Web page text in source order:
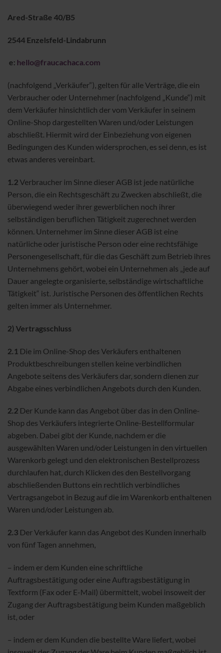
Ared-Straße 40/B5
2544 Enzelsfeld-Lindabrunn
e: hello@fraucachaca.com
(nachfolgend „Verkäufer“), gelten für alle Verträge, die ein
Verbraucher oder Unternehmer (nachfolgend „Kunde“) mit
dem Verkäufer hinsichtlich der vom Verkäufer in seinem
Online-Shop dargestellten Waren und/oder Leistungen
abschließt. Hiermit wird der Einbeziehung von eigenen
Bedingungen des Kunden widersprochen, es sei denn, es ist
etwas anderes vereinbart.
1.2 Verbraucher im Sinne dieser AGB ist jede natürliche
Person, die ein Rechtsgeschäft zu Zwecken abschließt, die
überwiegend weder ihrer gewerblichen noch ihrer
selbständigen beruflichen Tätigkeit zugerechnet werden
können. Unternehmer im Sinne dieser AGB ist eine
natürliche oder juristische Person oder eine rechtsfähige
Personengesellschaft, für die das Geschäft zum Betrieb ihres
Unternehmens gehört, wobei ein Unternehmen als „jede auf
Dauer angelegte organisierte, selbständige wirtschaftliche
Tätigkeit“ ist. Juristische Personen des öffentlichen Rechts
gelten immer als Unternehmer.
2) Vertragsschluss
2.1 Die im Online-Shop des Verkäufers enthaltenen
Produktbeschreibungen stellen keine verbindlichen
Angebote seitens des Verkäufers dar, sondern dienen zur
Abgabe eines verbindlichen Angebots durch den Kunden.
2.2 Der Kunde kann das Angebot über das in den Online-
Shop des Verkäufers integrierte Online-Bestellformular
abgeben. Dabei gibt der Kunde, nachdem er die
ausgewählten Waren und/oder Leistungen in den virtuellen
Warenkorb gelegt und den elektronischen Bestellprozess
durchlaufen hat, durch Klicken des den Bestellvorgang
abschließenden Buttons ein rechtlich verbindliches
Vertragsangebot in Bezug auf die im Warenkorb enthaltenen
Waren und/oder Leistungen ab.
2.3 Der Verkäufer kann das Angebot des Kunden innerhalb
von fünf Tagen annehmen,
– indem er dem Kunden eine schriftliche
Auftragsbestätigung oder eine Auftragsbestätigung in
Textform (Fax oder E-Mail) übermittelt, wobei insoweit der
Zugang der Auftragsbestätigung beim Kunden maßgeblich
ist, oder
– indem er dem Kunden die bestellte Ware liefert, wobei